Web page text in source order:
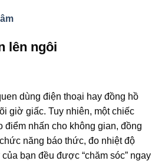
lên ngôi
dùng điện thoại hay đồng hồ
giờ giấc. Tuy nhiên, một chiếc
điểm nhấn cho không gian, đồng
năng báo thức, đo nhiệt độ
bạn đều được “chăm sóc” ngay